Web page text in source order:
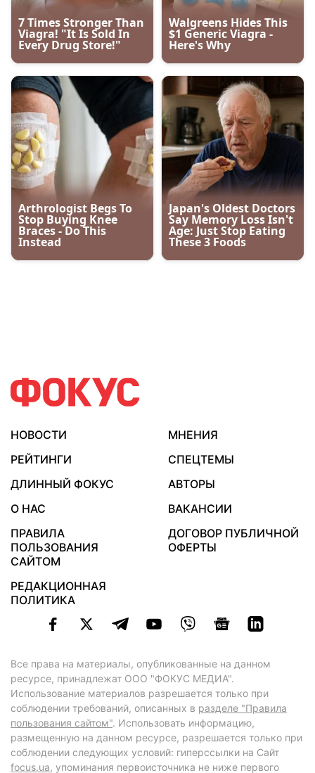
НОВОСТИ
МНЕНИЯ
РЕЙТИНГИ
СПЕЦТЕМЫ
ДЛИННЫЙ ФОКУС
АВТОРЫ
О НАС
ВАКАНСИИ
ПРАВИЛА
ПОЛЬЗОВАНИЯ
САЙТОМ
ДОГОВОР ПУБЛИЧНОЙ
ОФЕРТЫ
РЕДАКЦИОННАЯ
ПОЛИТИКА
Все права на материалы, опубликованные на данном
ресурсе, принадлежат ООО "ФОКУС МЕДИА".
Использование материалов разрешается только при
соблюдении требований, описанных в разделе "Правила
пользования сайтом". Использовать информацию,
размещенную на данном ресурсе, разрешается только при
соблюдении следующих условий: гиперссылки на Сайт
focus.ua, упоминания первоисточника не ниже первого